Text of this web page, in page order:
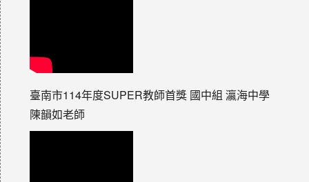
臺南市114年度SUPER教師首獎 國中組 瀛海中學
陳韻如老師